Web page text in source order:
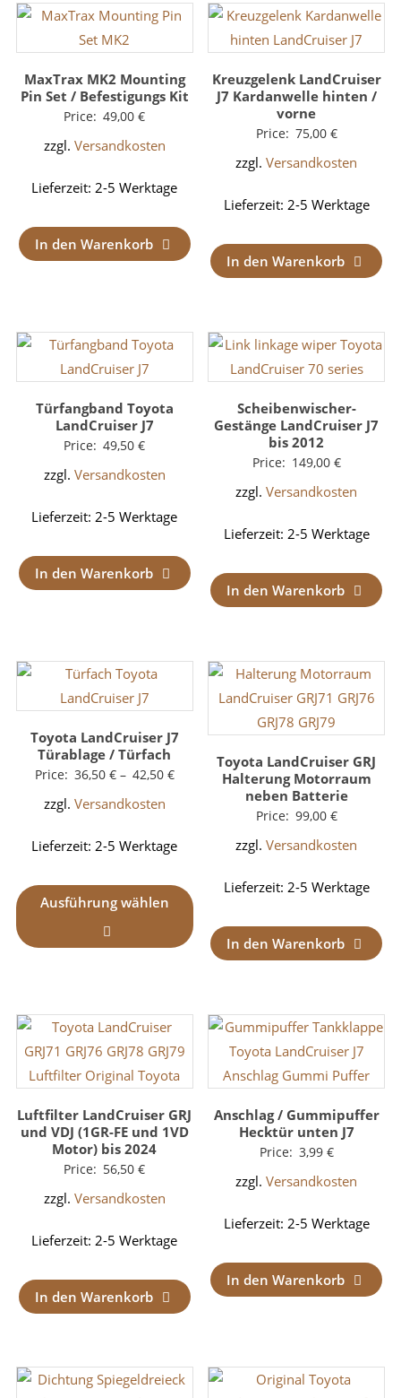
MaxTrax MK2 Mounting
Pin Set / Befestigungs Kit
Price: 49,00€
zzgl. Versandkosten
Lieferzeit: 2-5 Werktage
In den Warenkorb
Kreuzgelenk LandCruiser
J7 Kardanwelle hinten /
vorne
Price: 75,00 €
zzgl.Versandkosten
Lieferzeit: 2-5 Werktage
In den Warenkorb
Türfangband Toyota
LandCruiser J7
Price: 49,50€
zzgl. Versandkosten
Lieferzeit: 2-5 Werktage
In den Warenkorb
Scheibenwischer-
Gestänge LandCruiser J7
bis 2012
Price: 149,00 €
zzgl.Versandkosten
Lieferzeit: 2-5 Werktage
In den Warenkorb
Toyota LandCruiser J7
Türablage / Türfach
Price: 36,50 €– 42,50 €
zzgl. Versandkosten
Lieferzeit: 2-5 Werktage
Ausführung wählen
Toyota LandCruiser GRJ
Halterung Motorraum
neben Batterie
Price: 99,00 €
zzgl.Versandkosten
Lieferzeit: 2-5 Werktage
In den Warenkorb
Luftfilter LandCruiser GRJ
und VDJ (1GR-FE und 1VD
Motor) bis 2024
Price: 56,50€
zzgl. Versandkosten
Lieferzeit: 2-5 Werktage
In den Warenkorb
Anschlag / Gummipuffer
Hecktür unten J7
Price: 3,99 €
zzgl.Versandkosten
Lieferzeit: 2-5 Werktage
In den Warenkorb